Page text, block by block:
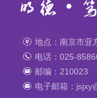
地点：南京市亚
电话：025-
邮编：210023
电子邮箱：